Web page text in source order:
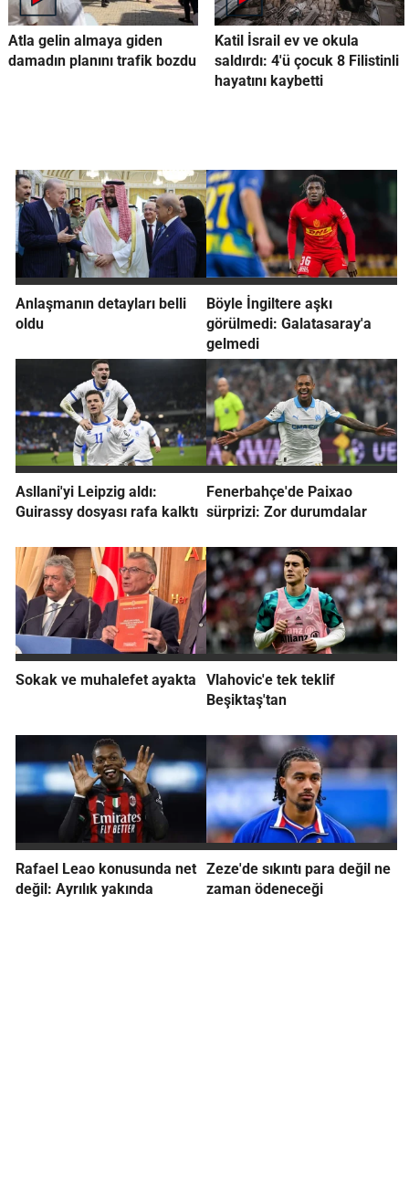
Atla gelin almaya giden
damadın planını trafik bozdu
Katil İsrail ev ve okula
saldırdı: 4'ü çocuk 8 Filistinli
hayatını kaybetti
Anlaşmanın detayları belli
oldu
Böyle İngiltere aşkı
görülmedi: Galatasaray'a
gelmedi
Asllani'yi Leipzig aldı:
Guirassy dosyası rafa kalktı
Fenerbahçe'de Paixao
sürprizi: Zor durumdalar
Sokak ve muhalefet ayakta
Vlahovic'e tek teklif
Beşiktaş'tan
Rafael Leao konusunda net
değil: Ayrılık yakında
Zeze'de sıkıntı para değil ne
zaman ödeneceği